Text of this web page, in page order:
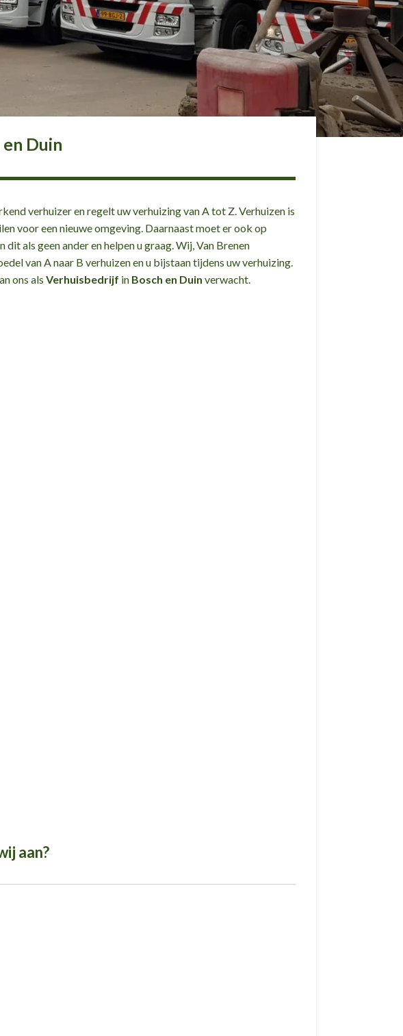
Duin
verhuizer en regelt uw verhuizing van A tot Z. Verhuizen is
voor een nieuwe omgeving. Daarnaast moet er ook op
als geen ander en helpen u graag. Wij, Van Brenen
van A naar B verhuizen en u bijstaan tijdens uw verhuizing.
ons als Verhuisbedrijf in Bosch en Duin verwacht.
aan?